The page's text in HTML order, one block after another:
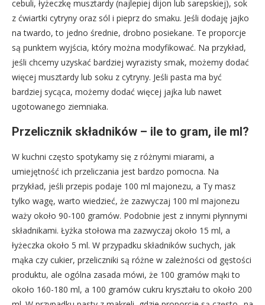
cebuli, łyżeczkę musztardy (najlepiej dijon lub sarepskiej), sok
z ćwiartki cytryny oraz sól i pieprz do smaku. Jeśli dodaję jajko
na twardo, to jedno średnie, drobno posiekane. Te proporcje
są punktem wyjścia, który można modyfikować. Na przykład,
jeśli chcemy uzyskać bardziej wyrazisty smak, możemy dodać
więcej musztardy lub soku z cytryny. Jeśli pasta ma być
bardziej sycąca, możemy dodać więcej jajka lub nawet
ugotowanego ziemniaka.
Przelicznik składników – ile to gram, ile ml?
W kuchni często spotykamy się z różnymi miarami, a
umiejętność ich przeliczania jest bardzo pomocna. Na
przykład, jeśli przepis podaje 100 ml majonezu, a Ty masz
tylko wagę, warto wiedzieć, że zazwyczaj 100 ml majonezu
waży około 90-100 gramów. Podobnie jest z innymi płynnymi
składnikami. Łyżka stołowa ma zazwyczaj około 15 ml, a
łyżeczka około 5 ml. W przypadku składników suchych, jak
mąka czy cukier, przeliczniki są różne w zależności od gęstości
produktu, ale ogólna zasada mówi, że 100 gramów mąki to
około 160-180 ml, a 100 gramów cukru kryształu to około 200